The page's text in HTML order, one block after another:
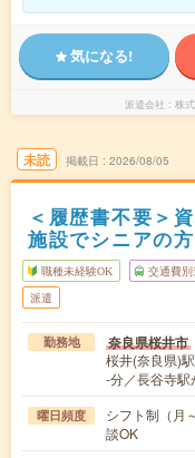
気になる!
派遣会社 株
未読 掲載日 2026/08/05
＜履歴書不要＞
施設でシニアの
職種未経験OK 交通費別
派遣
勤務地 奈良県桜井市
桜井(奈良県)
-分／長谷寺
曜日頻度
シフト制（月
談OK